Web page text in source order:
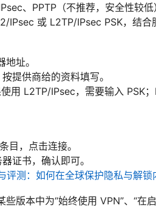
、PPTP（不推荐，安全性较低
IPsec 或 L2TP/IPsec PSK，结合
址。
提供商给的资料填写。
用 L2TP/IPsec，需要输入 PSK
目，点击连接。
证书，确认即可。
评测：如何在全球保护隐私与解锁
版本中为“始终使用 VPN”、“在